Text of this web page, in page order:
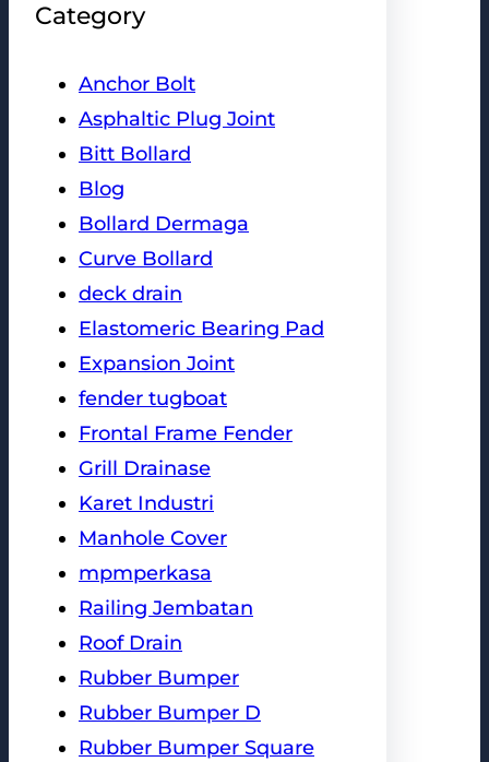
Category
Anchor Bolt
Asphaltic Plug Joint
Bitt Bollard
Blog
Bollard Dermaga
Curve Bollard
deck drain
Elastomeric Bearing Pad
Expansion Joint
fender tugboat
Frontal Frame Fender
Grill Drainase
Karet Industri
Manhole Cover
mpmperkasa
Railing Jembatan
Roof Drain
Rubber Bumper
Rubber Bumper D
Rubber Bumper Square